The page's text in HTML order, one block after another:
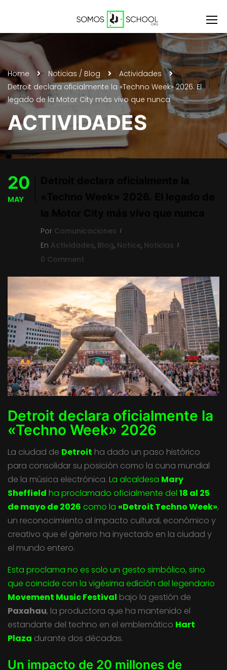
Home Noticias / Blog
Actividades
Detroit declara oficialmente la «Techno Week» 2026. El
legado de la Motor City más vivo que nunca
ACTIVIDADES
20
MAY
Por Comunicaciones
En Actividades, Blog, Notice, Noticias
0 Comment
Detroit declara oficialmente la
«Techno Week» 2026
La ciudad de Detroit ha dado un paso histórico
para consolidar su posición como la cuna mundial
de la música electrónica. La alcaldesa Mary
Sheffield ha proclamado oficialmente del 18 al 25
de mayo de 2026 como la «Detroit Techno Week»,
un reconocimiento al impacto cultural, económico y
creativo que el género ha inyectado en la ciudad y
el mundo entero.
Esta proclama no es solo un gesto simbólico, sino
que coincide con la vigésima edición del legendario
Movement Music Festival bajo la gestión de
Paxahau, la productora que ha mantenido el
estandarte del techno en el emblemático Hart
Plaza durante dos décadas.
Un impacto de 20 millones de